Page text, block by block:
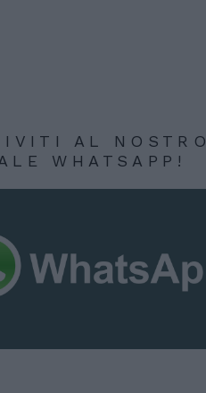
AL NOSTRO
WHATSAPP!